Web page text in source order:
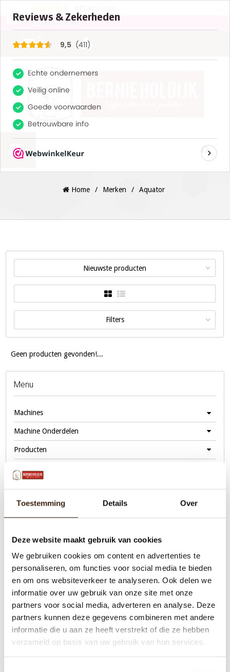
Toestemming Details Over
Deze website maakt gebruik van cookies
We gebruiken cookies om content en advertenties te
personaliseren, om functies voor social media te bieden
en om ons websiteverkeer te analyseren. Ook delen we
informatie over uw gebruik van onze site met onze
partners voor social media, adverteren en analyse. Deze
partners kunnen deze gegevens combineren met andere
informatie die u aan ze heeft verstrekt of die ze hebben
verzameld op basis van uw gebruik van hun services.
9,5
Home / Merken / Aquator
Nieuwste producten
Filters
Geen producten gevonden!...
Menu
Machines
Machine Onderdelen
Producten
3 maanden garantie op gereviseerde machines
Al 18 jaar een begrip
Eigen merk koffie vullingen